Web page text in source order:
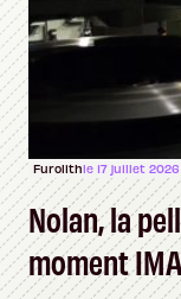
Furolithle 17 juillet 2026
Nolan, la
moment